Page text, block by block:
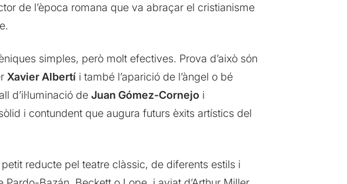
de l’època romana que va abraçar el cristianisme
simples, però molt efectives. Prova d’això són
Xavier Albertíi també l’aparició de l’àngel o bé
d’il·luminació de Juan Gómez-Cornejo i
i contundent que augura futurs èxits artístics del
reducte pel teatre clàssic, de diferents estils i